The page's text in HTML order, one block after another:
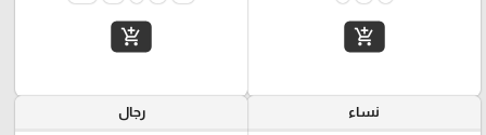
add_shopping_cart
add_shopping_cart
نساء رجال